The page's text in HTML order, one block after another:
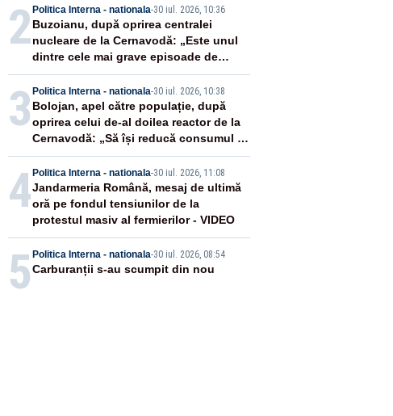
2 Politica Interna - nationala-30 iul. 2026, 10:36
Buzoianu, după oprirea centralei
nucleare de la Cernavodă: „Este unul
dintre cele mai grave episoade de
secetă din ultimii ani de zile”
3 Politica Interna - nationala-30 iul. 2026, 10:38
Bolojan, apel către populație, după
oprirea celui de-al doilea reactor de la
Cernavodă: „Să își reducă consumul în
orele de seară”
4 Politica Interna - nationala-30 iul. 2026, 11:08
Jandarmeria Română, mesaj de ultimă
oră pe fondul tensiunilor de la
protestul masiv al fermierilor - VIDEO
5 Politica Interna - nationala-30 iul. 2026, 08:54
Carburanții s-au scumpit din nou